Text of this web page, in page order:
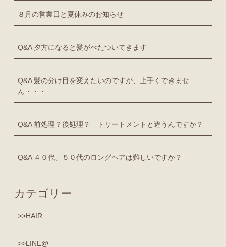
８月の営業日と夏休みのお知らせ
Q&A 夕方になると髪がべたついてきます
Q&A 髪の分け目を変えたいのですが、上手くできませ
ん・・・
Q&A 前処理？後処理？ トリートメントと違うんですか？
Q&A ４０代、５０代のロングヘアは難しいですか？
カテゴリー
HAIR
LINE@